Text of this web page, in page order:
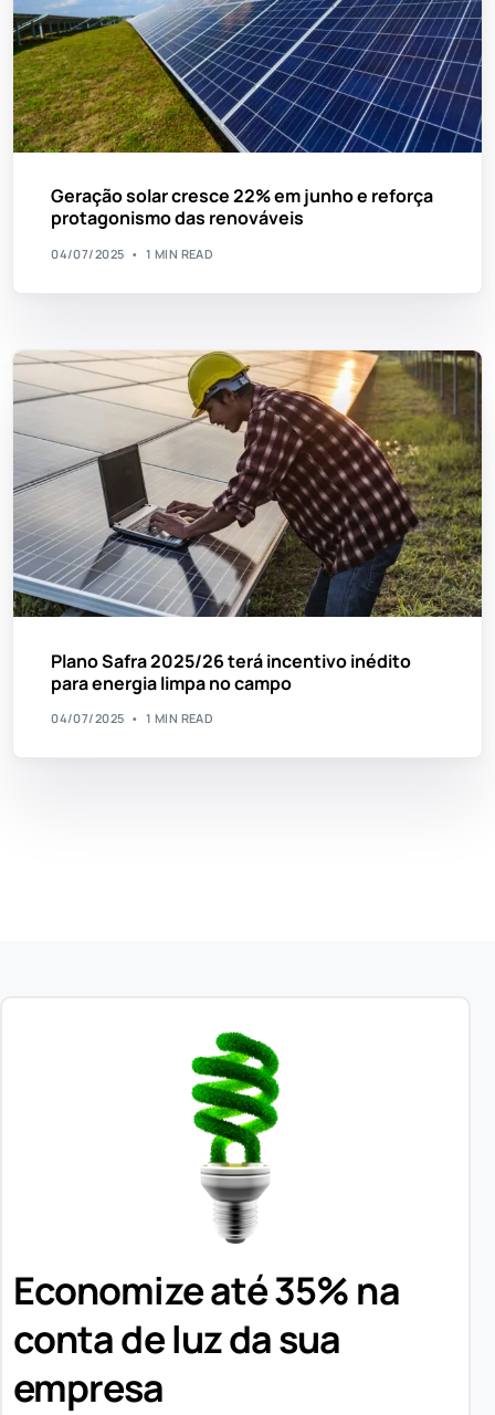
Geração solar cresce 22% em junho e reforça
protagonismo das renováveis
04/07/2025 1 MIN READ
Plano Safra 2025/26 terá incentivo inédito
para energia limpa no campo
04/07/2025 1 MIN READ
Economize até 35% na
conta de luz da sua
empresa